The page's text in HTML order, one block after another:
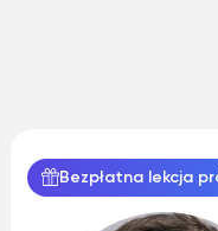
Bezpłatna lekcja